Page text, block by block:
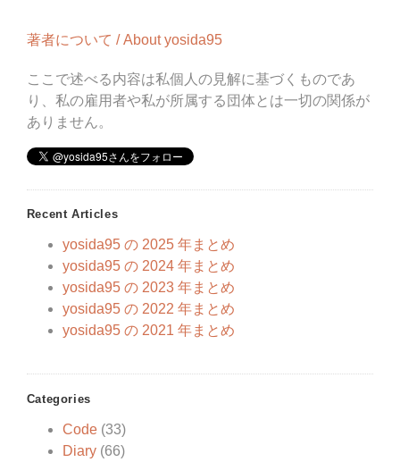
著者について / About yosida95
ここで述べる内容は私個人の見解に基づくものであ
り、私の雇用者や私が所属する団体とは一切の関係が
ありません。
Recent Articles
yosida95 の 2025 年まとめ
yosida95 の 2024 年まとめ
yosida95 の 2023 年まとめ
yosida95 の 2022 年まとめ
yosida95 の 2021 年まとめ
Categories
Code(33)
Diary(66)